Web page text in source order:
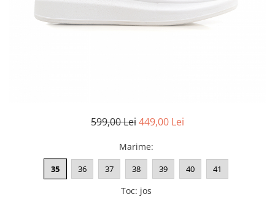
Posete
599,00 Lei449,00 Lei
Marime:
35 36 37 38 39 40 41
Toc: jos